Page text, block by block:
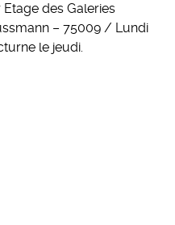
Etage des Galeries
– 75009 / Lundi
le jeudi.